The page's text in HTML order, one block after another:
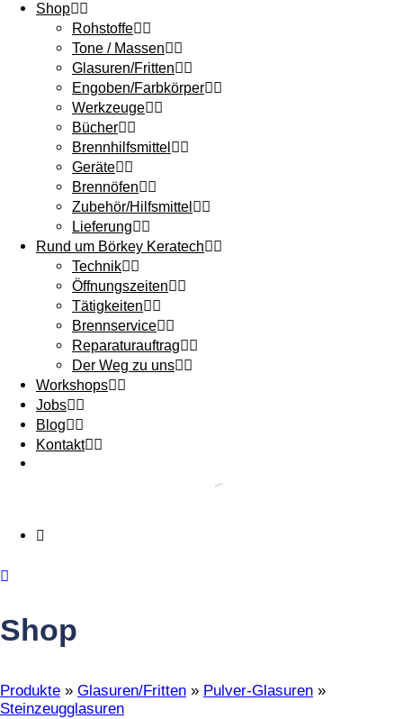
Shop
Rohstoffe
Tone / Massen
Glasuren/Fritten
Engoben/Farbkörper
Werkzeuge
Bücher
Brennhilfsmittel
Geräte
Brennöfen
Zubehör/Hilfsmittel
Lieferung
Rund um Börkey Keratech
Technik
Öffnungszeiten
Tätigkeiten
Brennservice
Reparaturauftrag
Der Weg zu uns
Workshops
Jobs
Blog
Kontakt
Shop
Produkte » Glasuren/Fritten » Pulver-Glasuren »
Steinzeugglasuren